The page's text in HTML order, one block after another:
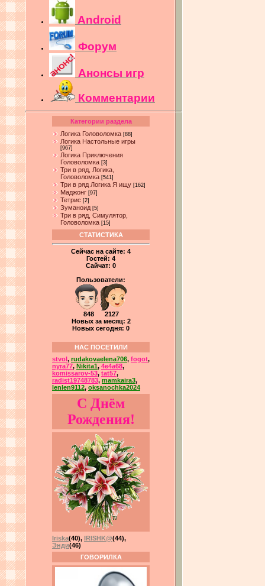
Android
Форум
Анонсы игр
Комментарии
Категории раздела
Логика Головоломка [88]
Логика Настольные игры
[967]
Логика Приключения
Головоломка [3]
Три в ряд, Логика,
Головоломка [541]
Три в ряд Логика Я ищу [162]
Маджонг [97]
Тетрис [2]
Зуманоид [5]
Три в ряд, Симулятор,
Головоломка [15]
СТАТИСТИКА
Сейчас на сайте: 4
Гостей: 4
Сайчат: 0
Пользователи:
848 2127
Новых за месяц: 2
Новых сегодня: 0
НАС ПОСЕТИЛИ
stvol , rudakovaelena706, fogot,
nyra77, Nikita1, 4e4a68,
komissarov-53, tat57,
radist19748783, mamkaira3,
lenlen9112, oksanochka2024
С Днём
Рождения!
Iriska(40), IRISHK@(44),
Энди(46)
ГОВОРИЛКА